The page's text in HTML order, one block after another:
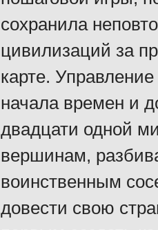
сохранила
цивилизаций за
карте.
начала времен и
двадцати одной
вершинам,
воинственным
довести свою